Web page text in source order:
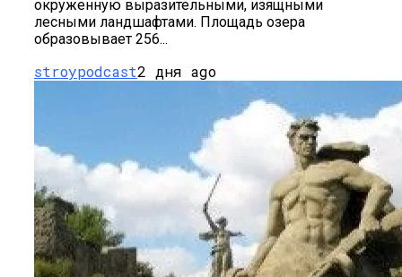
окруженную выразительными, изящными
лесными ландшафтами. Площадь озера
образовывает 256...
stroypodcast2 дня ago